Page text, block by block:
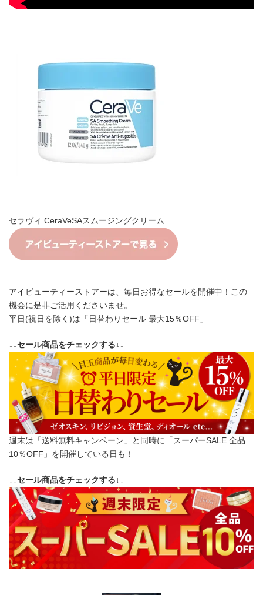
セラヴィ CeraVeSAスムージングクリーム
アイビューティーストアーは、毎日お得なセールを開催中！この
機会に是非ご活用くださいませ。
平日(祝日を除く)は「日替わりセール 最大15％OFF」
↓↓セール商品をチェックする↓↓
週末は「送料無料キャンペーン」と同時に「スーパーSALE 全品
10％OFF」を開催している日も！
↓↓セール商品をチェックする↓↓